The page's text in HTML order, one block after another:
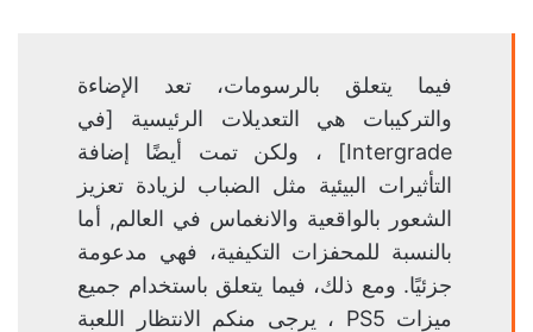
فيما يتعلق بالرسومات، تعد الإضاءة
والتركيبات هي التعديلات الرئيسية [في
Intergrade] ، ولكن تمت أيضًا إضافة
التأثيرات البيئية مثل الضباب لزيادة تعزيز
الشعور بالواقعية والانغماس في العالم, أما
بالنسبة للمحفزات التكيفية، فهي مدعومة
جزئيًا. ومع ذلك، فيما يتعلق باستخدام جميع
ميزات PS5 ، يرجى منكم الانتظار اللعبة